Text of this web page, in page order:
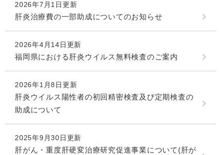
2026年7月1日更新
肝炎治療費の一部助成についてのお知らせ
2026年4月14日更新
福岡県における肝炎ウイルス無料検査のご案内
2026年1月8日更新
肝炎ウイルス陽性者の初回精密検査及び定期検査の
助成について
2025年9月30日更新
肝がん・重度肝硬変治療研究促進事業について(肝が